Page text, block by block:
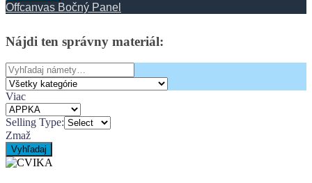
Offcanvas Bočný Panel
Nájdi ten správny materiál:
Search
for:
Viac
Selling Type:
Zmaž
Vyhľadaj